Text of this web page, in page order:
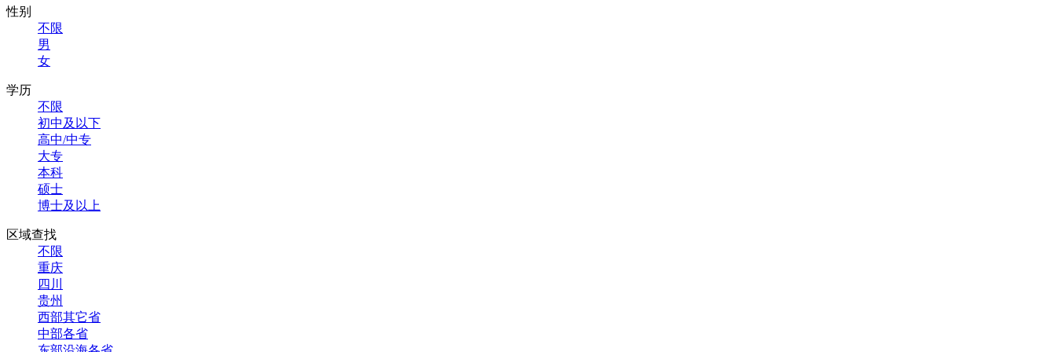
性别
不限
男
女
学历
不限
初中及以下
高中/中专
大专
本科
硕士
博士及以上
区域查找
不限
重庆
四川
贵州
西部其它省
中部各省